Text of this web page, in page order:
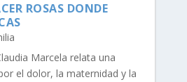
ROSAS DONDE
Marcela relata una
el dolor, la maternidad y la